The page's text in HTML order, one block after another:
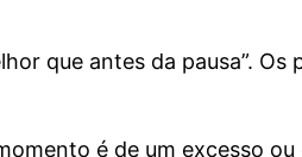
que antes da pausa”.
é de um excesso